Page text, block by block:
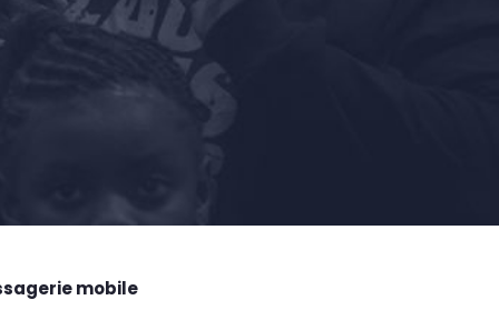
mobile